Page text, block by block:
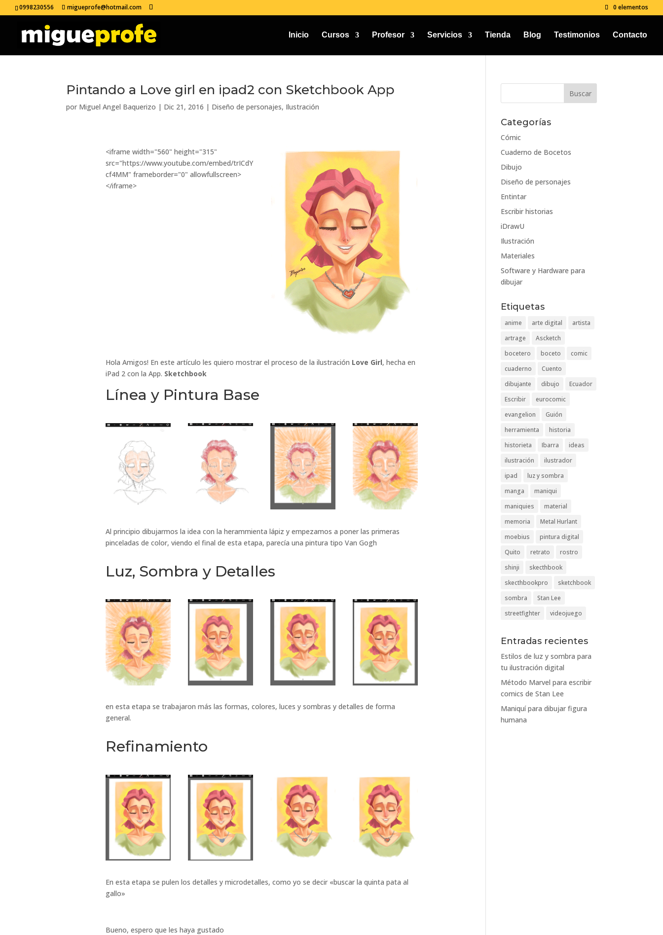
0998230556 migueprofe@hotmail.com 0 elementos
Inicio Cursos Profesor Servicios Tienda Blog Testimonios Contacto
Pintando a Love girl en ipad2 con Sketchbook App
por Miguel Angel Baquerizo | Dic 21, 2016 | Diseño de personajes, Ilustración
<iframe width="560" height="315"
src="https://www.youtube.com/embed/trICdY
cf4MM" frameborder="0" allowfullscreen>
</iframe>
Hola Amigos! En este artículo les quiero mostrar el proceso de la ilustración Love Girl, hecha en
iPad 2 con la App. Sketchbook
Línea y Pintura Base
Al principio dibujarmos la idea con la herammienta lápiz y empezamos a poner las primeras
pinceladas de color, viendo el final de esta etapa, parecía una pintura tipo Van Gogh
Luz, Sombra y Detalles
en esta etapa se trabajaron más las formas, colores, luces y sombras y detalles de forma
general.
Refinamiento
En esta etapa se pulen los detalles y microdetalles, como yo se decir «buscar la quinta pata al
gallo»
Bueno, espero que les haya gustado
Categorías
Cómic
Cuaderno de Bocetos
Dibujo
Diseño de personajes
Entintar
Escribir historias
iDrawU
Ilustración
Materiales
Software y Hardware para
dibujar
Etiquetas
anime arte digital
artista
artrage
Ascketch
bocetero
boceto
comic
cuaderno
Cuento
dibujante
dibujo
Ecuador
Escribir
eurocomic
evangelion
Guión
herramienta
historia
historieta
Ibarra
ideas
ilustración
ilustrador
ipad
luz y sombra
manga
maniqui
maniquies
material
memoria
Metal Hurlant
moebius
pintura digital
Quito
retrato
rostro
shinji
skecthbook
skecthbookpro
sketchbook
sombra
Stan Lee
streetfighter
videojuego
Entradas recientes
Estilos de luz y sombra para
tu ilustración digital
Método Marvel para escribir
comics de Stan Lee
Maniquí para dibujar figura
humana